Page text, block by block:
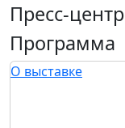
Пресс-центр
Программа
О выставке